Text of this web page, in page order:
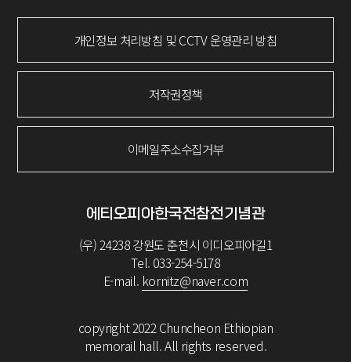
개인정보 처리방침 및 CCTV 운영관리 방침
저작권정책
이메일주소수집거부
에티오피아한국전참전기념관
(우) 24238 강원도 춘천시 이디오피아길1
Tel. 033-254-5178
E-mail. kornitz@naver.com
copyright 2022 Chuncheon Ethiopian
memorail hall. All rights reserved.